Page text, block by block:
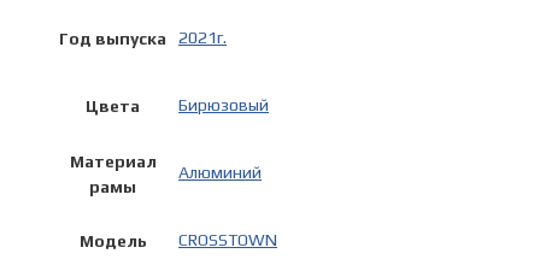
Год выпуска 2021г.
Цвета Бирюзовый
Материал
рамы
Алюминий
Модель CROSSTOWN